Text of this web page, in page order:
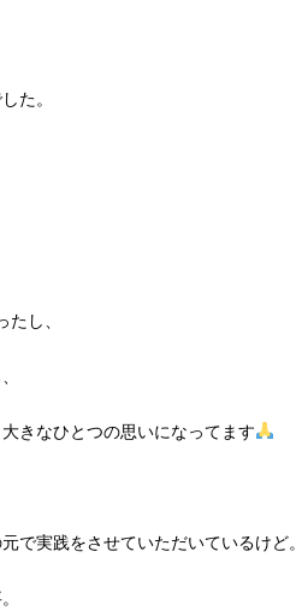
た。
し、
きなひとつの思いになってます
で実践をさせていただいているけど。